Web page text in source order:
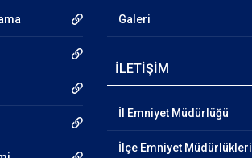
Galeri
İLETİŞİM
İl Emniyet Müdürlüğü
İlçe Emniyet Müdürlükleri